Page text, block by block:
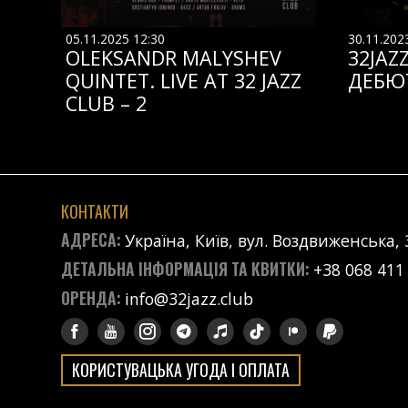
05.11.2025 12:30
OLEKSANDR MALYSHEV
QUINTET. LIVE AT 32 JAZZ
CLUB – 2
КОНТАКТИ
АДРЕСА:Україна, Київ, вул. Воздвиженська,
ДЕТАЛЬНА ІНФОРМАЦІЯ ТА КВИТКИ: +38 068
ОРЕНДА: info@32jazz.club
КОРИСТУВАЦЬКА УГОДА І ОПЛАТА